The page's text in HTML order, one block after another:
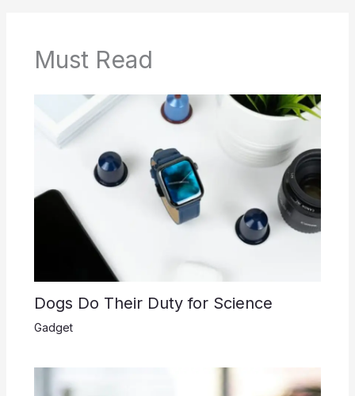
Must Read
Dogs Do Their Duty for Science
Gadget